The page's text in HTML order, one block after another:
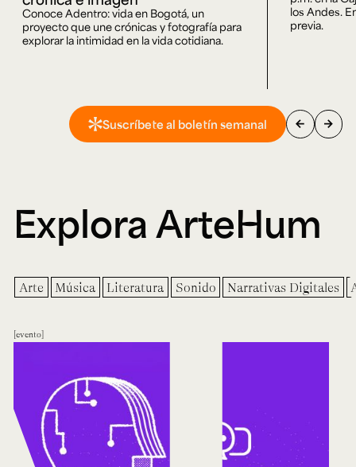
Conoce Adentro: vida en Bogotá, un
proyecto que une crónicas y fotografía para
explorar la intimidad en la vida cotidiana.
los Andes.
previa.
Suscríbete al boletín semanal arrow_back arrow_forward
Explora ArteHum
Arte Música Literatura Sonido Narrativas Digitales
evento